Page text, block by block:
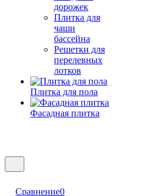
дорожек
Плитка для
чаши
бассейна
Решетки для
перелевных
лотков
Плитка для пола
Фасадная плитка
Сравнение0